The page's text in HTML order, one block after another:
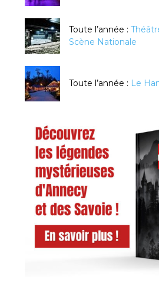
Toute l’année :
Scène Nationale
Toute l’année : Le